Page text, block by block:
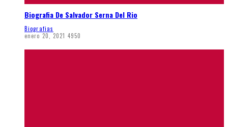
Biografia De Salvador Serna Del Rio
Biografias
enero 20, 2021 4950